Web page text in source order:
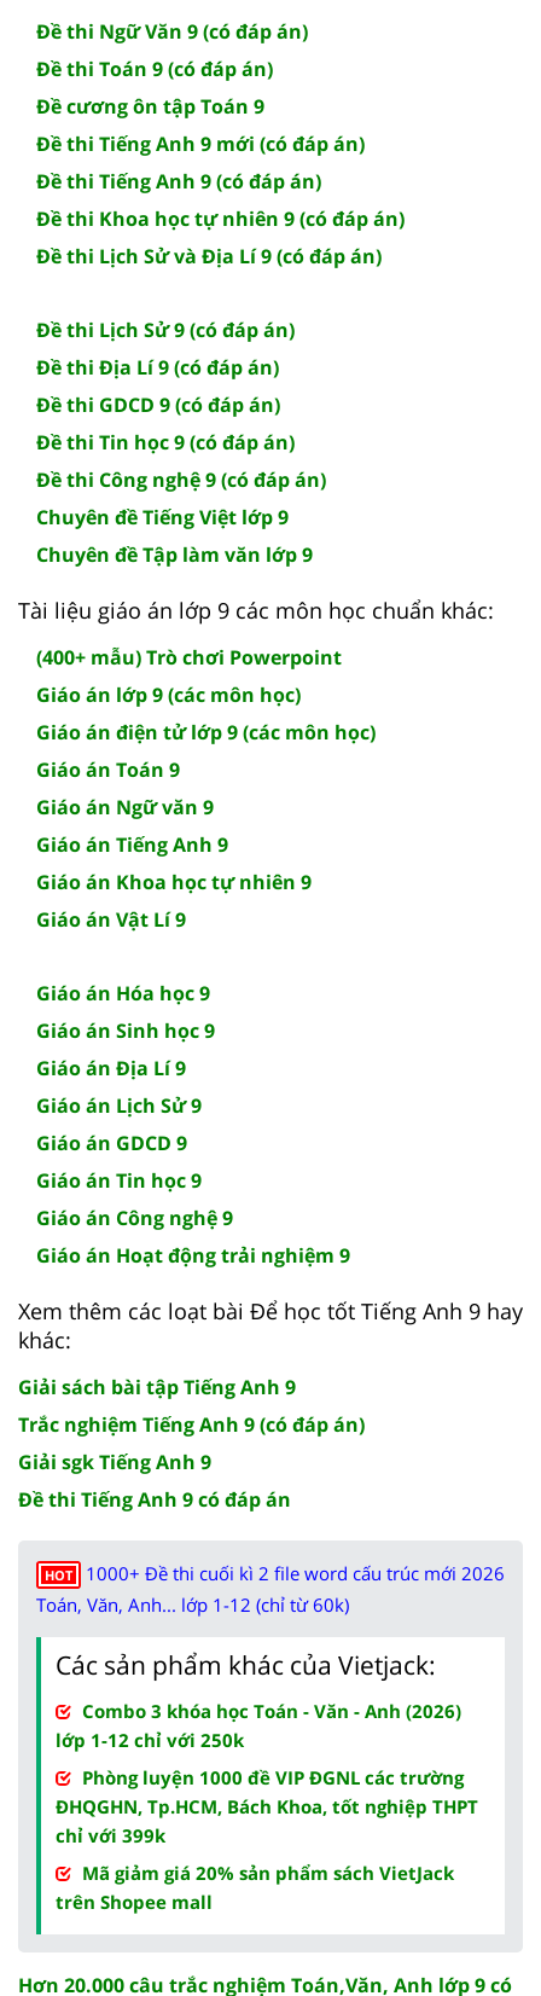
Đề thi Ngữ Văn 9 (có đáp án)
Đề thi Toán 9 (có đáp án)
Đề cương ôn tập Toán 9
Đề thi Tiếng Anh 9 mới (có đáp án)
Đề thi Tiếng Anh 9 (có đáp án)
Đề thi Khoa học tự nhiên 9 (có đáp án)
Đề thi Lịch Sử và Địa Lí 9 (có đáp án)
Đề thi Lịch Sử 9 (có đáp án)
Đề thi Địa Lí 9 (có đáp án)
Đề thi GDCD 9 (có đáp án)
Đề thi Tin học 9 (có đáp án)
Đề thi Công nghệ 9 (có đáp án)
Chuyên đề Tiếng Việt lớp 9
Chuyên đề Tập làm văn lớp 9
Tài liệu giáo án lớp 9 các môn học chuẩn khác:
(400+ mẫu) Trò chơi Powerpoint
Giáo án lớp 9 (các môn học)
Giáo án điện tử lớp 9 (các môn học)
Giáo án Toán 9
Giáo án Ngữ văn 9
Giáo án Tiếng Anh 9
Giáo án Khoa học tự nhiên 9
Giáo án Vật Lí 9
Giáo án Hóa học 9
Giáo án Sinh học 9
Giáo án Địa Lí 9
Giáo án Lịch Sử 9
Giáo án GDCD 9
Giáo án Tin học 9
Giáo án Công nghệ 9
Giáo án Hoạt động trải nghiệm 9
Xem thêm các loạt bài Để học tốt Tiếng Anh 9 hay
khác:
Giải sách bài tập Tiếng Anh 9
Trắc nghiệm Tiếng Anh 9 (có đáp án)
Giải sgk Tiếng Anh 9
Đề thi Tiếng Anh 9 có đáp án
HOT
1000+ Đề thi cuối kì 2 file word cấu trúc mới 2026
Toán, Văn, Anh... lớp 1-12 (chỉ từ 60k)
Các sản phẩm khác của Vietjack:
Combo 3 khóa học Toán - Văn - Anh (2026)
lớp 1-12 chỉ với 250k
Phòng luyện 1000 đề VIP ĐGNL các trường
ĐHQGHN, Tp.HCM, Bách Khoa, tốt nghiệp THPT
chỉ với 399k
Mã giảm giá 20% sản phẩm sách VietJack
trên Shopee mall
Hơn 20.000 câu trắc nghiệm Toán,Văn, Anh lớp 9 có